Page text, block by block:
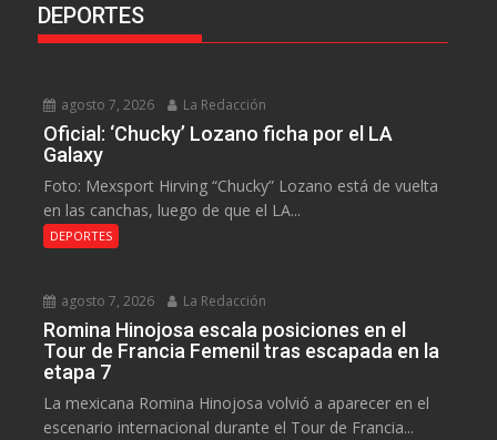
DEPORTES
agosto 7, 2026 La Redacción
Oficial: ‘Chucky’ Lozano ficha por el LA
Galaxy
Foto: Mexsport Hirving “Chucky” Lozano está de vuelta
en las canchas, luego de que el LA...
DEPORTES
agosto 7, 2026 La Redacción
Romina Hinojosa escala posiciones en el
Tour de Francia Femenil tras escapada en la
etapa 7
La mexicana Romina Hinojosa volvió a aparecer en el
escenario internacional durante el Tour de Francia...